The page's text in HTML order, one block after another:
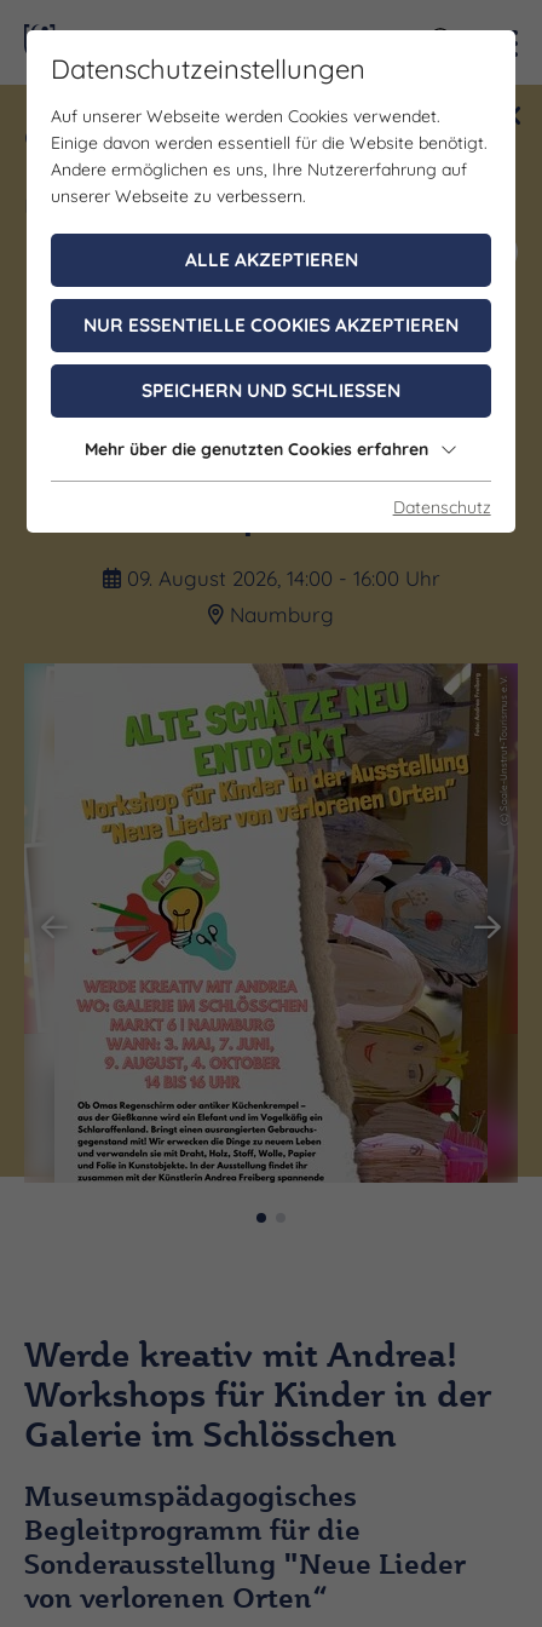
Gewinne ein Blind Date mit Saale-
Unstrut! Teilnahme vom 1.7. - 18.12.
möglich.
Jetzt mitmachen
Geselligkeit/Spiele/Treffen | Kinderprogramm |
Kunst | Kunst & Kultur
ALTE SCHÄTZE NEU
ENTDECKT – Kreativ-
Workshop für Kinder
09. August 2026, 14:00 - 16:00 Uhr
Naumburg
(c) SMN
(c) Saale-Unstrut-Tourismus e.V.
Werde kreativ mit Andrea!
Workshops für Kinder in der
Galerie im Schlösschen
Museumspädagogisches
Begleitprogramm für die
Sonderausstellung "Neue Lieder
von verlorenen Orten“
Datenschutzeinstellungen
Auf unserer Webseite werden Cookies verwendet.
Einige davon werden essentiell für die Website benötigt.
Andere ermöglichen es uns, Ihre Nutzererfahrung auf
unserer Webseite zu verbessern.
ALLE AKZEPTIEREN
NUR ESSENTIELLE COOKIES AKZEPTIEREN
SPEICHERN UND SCHLIESSEN
Mehr über die genutzten Cookies erfahren
Datenschutz